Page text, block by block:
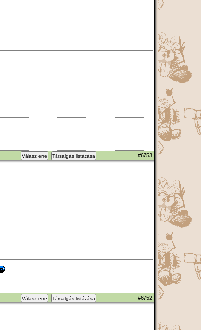
Válasz erre Társalgás listázása #6753
Válasz erre Társalgás listázása #6752